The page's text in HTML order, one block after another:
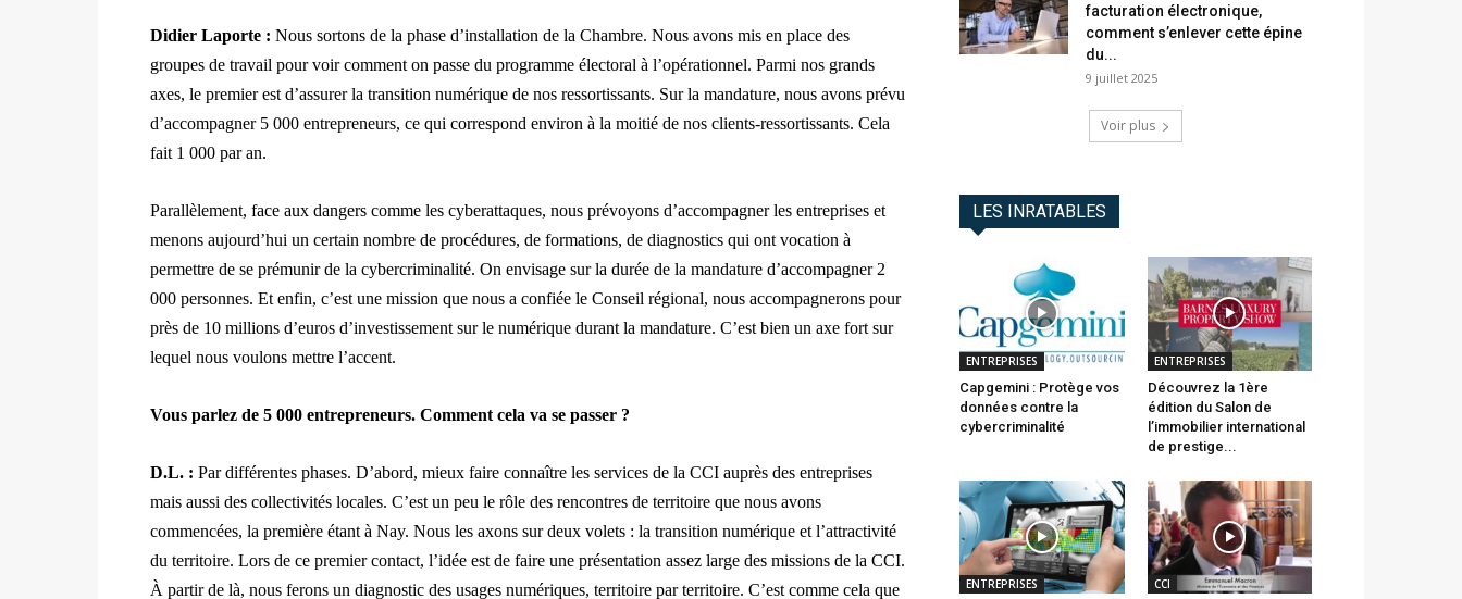
Didier Laporte : Nous sortons de la phase d’installation de la Chambre. Nous avons mis en place des
groupes de travail pour voir comment on passe du programme électoral à l’opérationnel. Parmi nos grands
axes, le premier est d’assurer la transition numérique de nos ressortissants. Sur la mandature, nous avons prévu
d’accompagner 5 000 entrepreneurs, ce qui correspond environ à la moitié de nos clients-ressortissants. Cela
fait 1 000 par an.
Parallèlement, face aux dangers comme les cyberattaques, nous prévoyons d’accompagner les entreprises et
menons aujourd’hui un certain nombre de procédures, de formations, de diagnostics qui ont vocation à
permettre de se prémunir de la cybercriminalité. On envisage sur la durée de la mandature d’accompagner 2
000 personnes. Et enfin, c’est une mission que nous a confiée le Conseil régional, nous accompagnerons pour
près de 10 millions d’euros d’investissement sur le numérique durant la mandature. C’est bien un axe fort sur
lequel nous voulons mettre l’accent.
Vous parlez de 5 000 entrepreneurs. Comment cela va se passer ?
D.L. : Par différentes phases. D’abord, mieux faire connaître les services de la CCI auprès des entreprises
mais aussi des collectivités locales. C’est un peu le rôle des rencontres de territoire que nous avons
commencées, la première étant à Nay. Nous les axons sur deux volets : la transition numérique et l’attractivité
du territoire. Lors de ce premier contact, l’idée est de faire une présentation assez large des missions de la CCI.
À partir de là, nous ferons un diagnostic des usages numériques, territoire par territoire. C’est comme cela que
facturation électronique,
comment s’enlever cette épine
du...
9 juillet 2025
Voir plus
LES INRATABLES
ENTREPRISES
Capgemini : Protège vos
données contre la
cybercriminalité
ENTREPRISES
Découvrez la 1ère
édition du Salon de
l’immobilier international
de prestige...
ENTREPRISES CCI